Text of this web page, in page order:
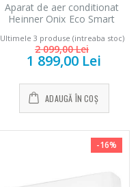
Aparat de aer conditionat
Heinner Onix Eco Smart
Clasa A++, Functie incalzire,
Functie ECO, Follow me, R32,
HAC-CO12WFN-RD, Rosu
Ultimele 3 produse (intreaba stoc)
2 099,00 Lei
1 899,00 Lei
ADAUGĂ ÎN COȘ
-16%